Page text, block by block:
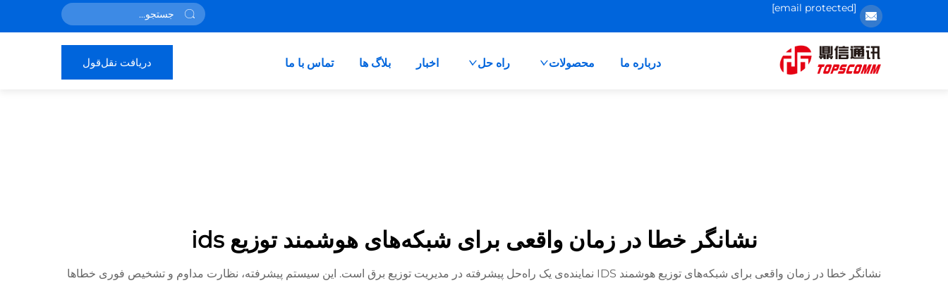
[email protected]
درباره ما محصولات راه حل اخبار بلاگ ها تماس با ما دریافت نقل‌قول
نشانگر خطا در زمان واقعی برای شبکه‌های هوشمند توزیع ids
نشانگر خطا در زمان واقعی برای شبکه‌های توزیع هوشمند IDS نماینده‌ی یک راه‌حل پیشرفته در مدیریت توزیع برق است. این سیستم پیشرفته، نظارت مداوم و تشخیص فوری خطاها